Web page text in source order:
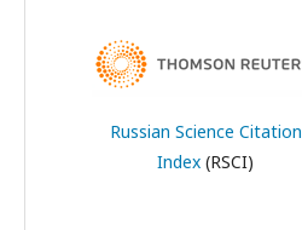
Russian Science Citation
Index (RSCI)